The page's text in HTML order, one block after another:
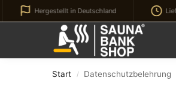
Hergestellt in Deutschland Lieferzeit
Kürzlich hinzugefügt
Start / Datenschutzbelehrung